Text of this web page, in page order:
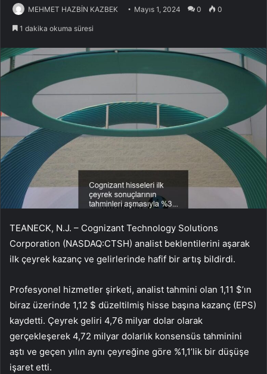
MEHMET HAZBİN KAZBEK Mayıs 1, 2024 0 0
1 dakika okuma süresi
TEANECK, N.J. – Cognizant Technology Solutions
Corporation (NASDAQ:CTSH) analist beklentilerini aşarak
ilk çeyrek kazanç ve gelirlerinde hafif bir artış bildirdi.
Profesyonel hizmetler şirketi, analist tahmini olan 1,11 $’ın
biraz üzerinde 1,12 $ düzeltilmiş hisse başına kazanç (EPS)
kaydetti. Çeyrek geliri 4,76 milyar dolar olarak
gerçekleşerek 4,72 milyar dolarlık konsensüs tahminini
aştı ve geçen yılın aynı çeyreğine göre %1,1’lik bir düşüşe
işaret etti.